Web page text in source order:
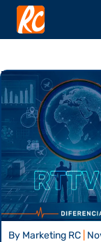
By Marketing RC